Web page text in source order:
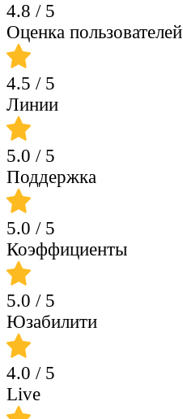
4.8 / 5
Оценка пользователей
4.5 / 5
Линии
5.0 / 5
Поддержка
5.0 / 5
Коэффициенты
5.0 / 5
Юзабилити
4.0 / 5
Live